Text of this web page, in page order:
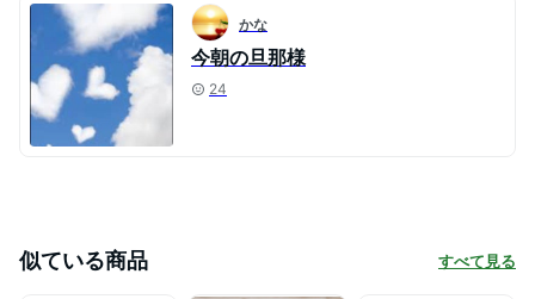
かな
今朝の旦那様
24
似ている商品 すべて見る